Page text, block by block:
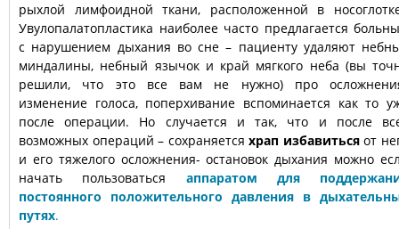
рыхлой лимфоидной ткани, расположенной в
Увулопалатопластика наиболее часто предлагается
с нарушением дыхания во сне – пациенту удаляют
миндалины, небный язычок и край мягкого неба (вы
решили, что это все вам не нужно) про
изменение голоса, поперхивание вспоминается как то
после операции. Но случается и так, что и после
возможных операций – сохраняетсяхрап избавитьсяот
и его тяжелого осложнения- остановок дыхания можно
начать пользоваться аппаратом для
постоянного положительного давления в
путях.